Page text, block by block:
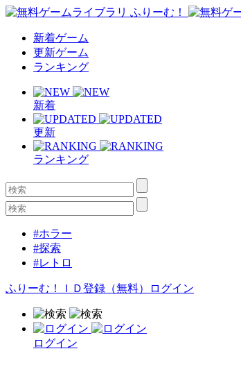
新着ゲーム
更新ゲーム
ランキング
新着
更新
ランキング
#ホラー
#探索
#レトロ
ふりーむ！ＩＤ登録（無料） ログイン
ログイン